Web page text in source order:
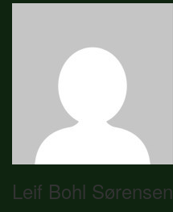
Leif Bohl Sørensen